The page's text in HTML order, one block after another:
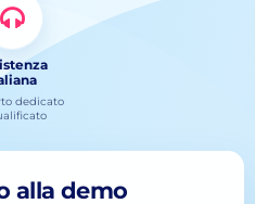
dedicato
alla demo